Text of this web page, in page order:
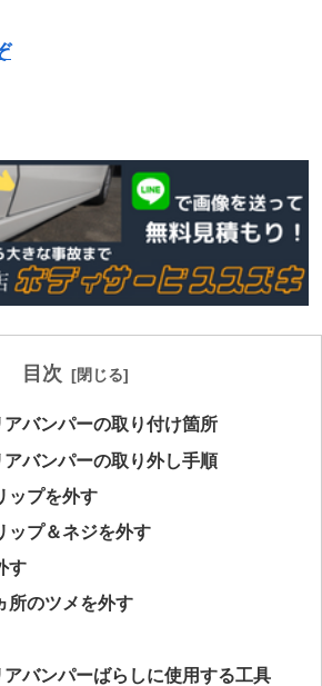
目次
バンパーの取り付け箇所
バンパーの取り外し手順
ップを外す
ップ＆ネジを外す
す
所のツメを外す
バンパーばらしに使用する工具